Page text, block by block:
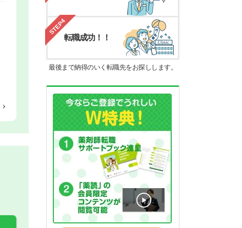
STEP4
転職成功！！
最後まで納得のいく転職先をお探しします。